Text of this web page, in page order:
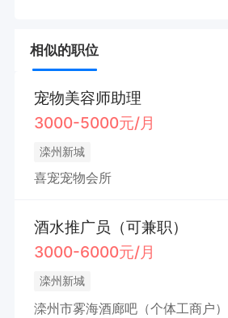
相似的职位
宠物美容师助理
3000-5000元/月
滦州新城
喜宠宠物会所
酒水推广员（可兼职）
3000-6000元/月
滦州新城
滦州市雾海酒廊吧（个体工商户）